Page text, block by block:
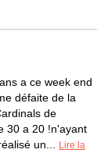
a ce week end
défaite de la
de
30 a 20 !n'ayant
un...
Lire la